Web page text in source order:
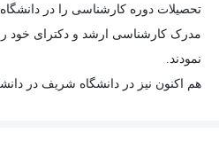
تحصیلات دوره کارشناسی را در دانشگاه
مدرک کارشناسی ارشد و دکترای خود را
نمودند.
هم اکنون نیز در دانشگاه شریف در